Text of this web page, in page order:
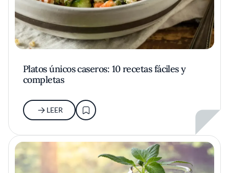
Platos únicos caseros: 10 recetas fáciles y
completas
LEER